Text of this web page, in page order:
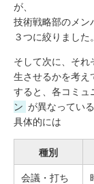
が、
技術戦略部のメン
３つに絞りました。
そして次に、それ
生させるかを考え
すると、各コミュ
ン が異なってい
具体的には
種別
会議・打ち